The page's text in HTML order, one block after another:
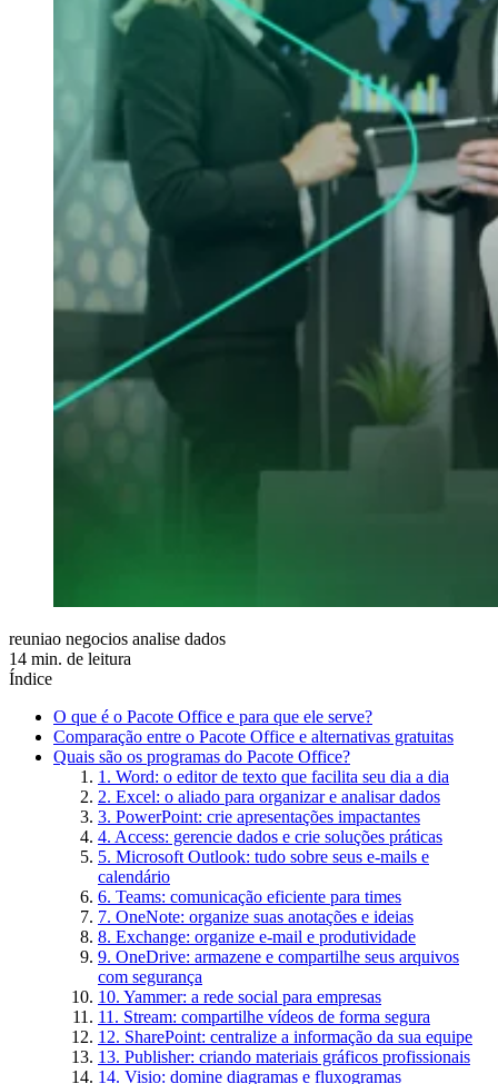
reuniao negocios analise dados
14 min. de leitura
Índice
O que é o Pacote Office e para que ele serve?
Comparação entre o Pacote Office e alternativas gratuitas
Quais são os programas do Pacote Office?
1. Word: o editor de texto que facilita seu dia a dia
2. Excel: o aliado para organizar e analisar dados
3. PowerPoint: crie apresentações impactantes
4. Access: gerencie dados e crie soluções práticas
5. Microsoft Outlook: tudo sobre seus e-mails e
calendário
6. Teams: comunicação eficiente para times
7. OneNote: organize suas anotações e ideias
8. Exchange: organize e-mail e produtividade
9. OneDrive: armazene e compartilhe seus arquivos
com segurança
10. Yammer: a rede social para empresas
11. Stream: compartilhe vídeos de forma segura
12. SharePoint: centralize a informação da sua equipe
13. Publisher: criando materiais gráficos profissionais
14. Visio: domine diagramas e fluxogramas